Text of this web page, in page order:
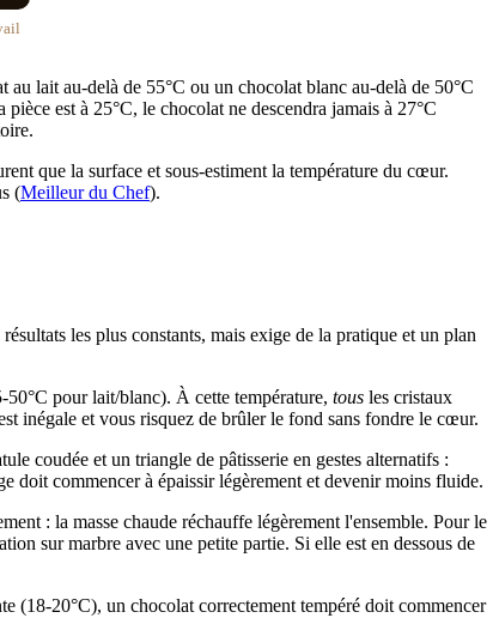
lait au-delà de 55°C ou un chocolat blanc au-delà de 50°C
est à 25°C, le chocolat ne descendra jamais à 27°C
que la surface et sous-estiment la température du cœur.
(Meilleur du Chef).
les plus constants, mais exige de la pratique et un plan
pour lait/blanc). À cette température, tous les cristaux
inégale et vous risquez de brûler le fond sans fondre le cœur.
coudée et un triangle de pâtisserie en gestes alternatifs :
doit commencer à épaissir légèrement et devenir moins fluide.
: la masse chaude réchauffe légèrement l'ensemble. Pour le
sur marbre avec une petite partie. Si elle est en dessous de
(18-20°C), un chocolat correctement tempéré doit commencer